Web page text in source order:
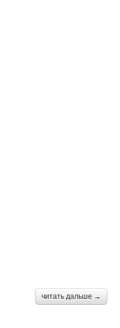
читать дальше →